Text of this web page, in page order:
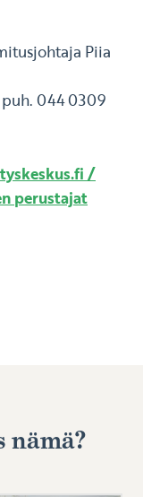
Piia
puh. 044 0309
/
perustajat
nämä?